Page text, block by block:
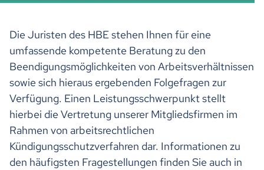
Die Juristen des HBE stehen Ihnen für eine
umfassende kompetente Beratung zu den
Beendigungsmöglichkeiten von Arbeitsverhältnissen
sowie sich hieraus ergebenden Folgefragen zur
Verfügung. Einen Leistungsschwerpunkt stellt
hierbei die Vertretung unserer Mitgliedsfirmen im
Rahmen von arbeitsrechtlichen
Kündigungsschutzverfahren dar. Informationen zu
den häufigsten Fragestellungen finden Sie auch in